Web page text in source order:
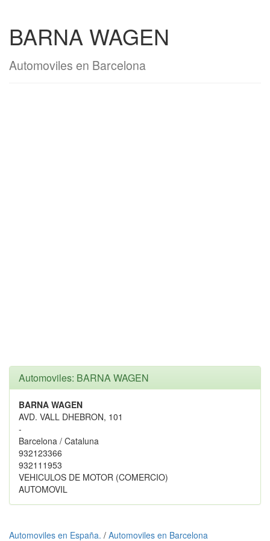
BARNA WAGEN
Automoviles en Barcelona
Automoviles: BARNA WAGEN
BARNA WAGEN
AVD. VALL DHEBRON, 101
-
Barcelona / Cataluna
932123366
932111953
VEHICULOS DE MOTOR (COMERCIO)
AUTOMOVIL
Automoviles en España. / Automoviles en Barcelona